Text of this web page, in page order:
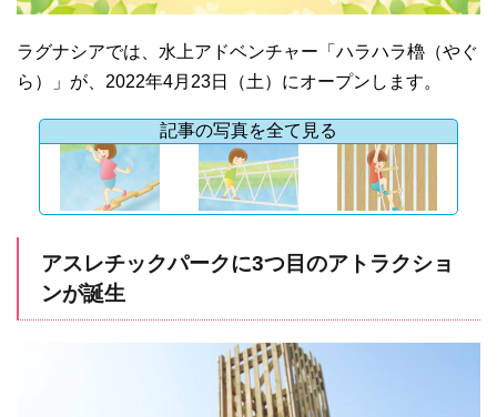
ラグナシアでは、水上アドベンチャー「ハラハラ櫓（やぐ
ら）」が、2022年4月23日（土）にオープンします。
記事の写真を全て見る
アスレチックパークに3つ目のアトラクショ
ンが誕生